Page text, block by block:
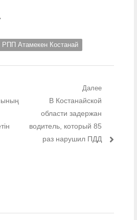
РПП Атамекен Костанай
записям
Далее
Следующий пост:
В Костанайской
области задержан
водитель, который 85
раз нарушил ПДД